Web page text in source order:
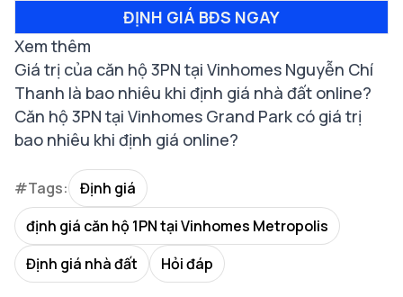
ĐỊNH GIÁ BĐS NGAY
Xem thêm
Giá trị của căn hộ 3PN tại Vinhomes Nguyễn Chí
Thanh là bao nhiêu khi định giá nhà đất online?
Căn hộ 3PN tại Vinhomes Grand Park có giá trị
bao nhiêu khi định giá online?
#Tags:
Định giá
định giá căn hộ 1PN tại Vinhomes Metropolis
Định giá nhà đất
Hỏi đáp